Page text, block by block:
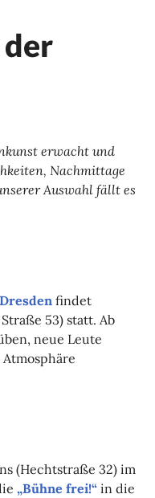
der
erwacht und
Nachmittage
Auswahl fällt es
findet
53) statt. Ab
neue Leute
(Hechtstraße 32) im
„Bühne frei!“ in die